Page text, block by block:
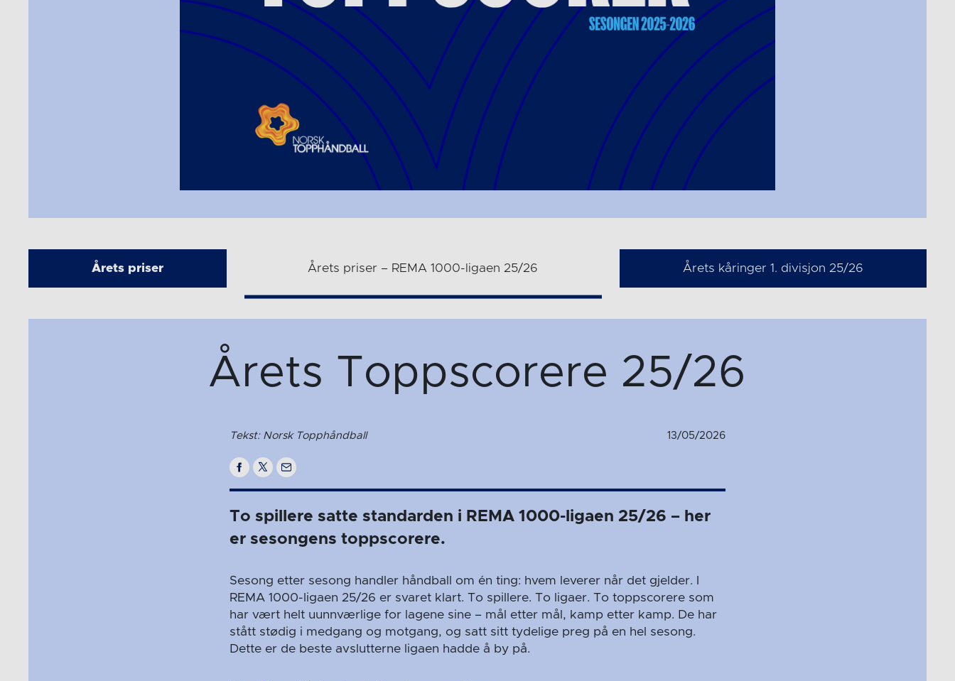
Årets priser Årets priser – REMA 1000-ligaen 25/26 Årets kåringer 1. divisjon 25/26
Årets Toppscorere 25/26
Tekst: Norsk Topphåndball 13/05/2026
To spillere satte standarden i REMA 1000-ligaen 25/26 – her
er sesongens toppscorere.
Sesong etter sesong handler håndball om én ting: hvem leverer når det gjelder. I
REMA 1000-ligaen 25/26 er svaret klart. To spillere. To ligaer. To toppscorere som
har vært helt uunnværlige for lagene sine – mål etter mål, kamp etter kamp. De har
stått stødig i medgang og motgang, og satt sitt tydelige preg på en hel sesong.
Dette er de beste avslutterne ligaen hadde å by på.